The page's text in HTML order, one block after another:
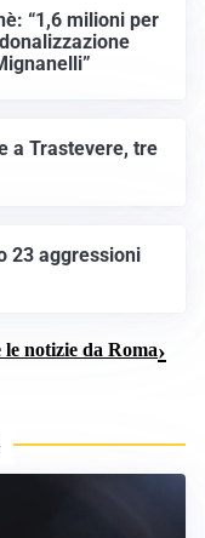
“1,6 milioni per
a Trastevere, tre
23 aggressioni
notizie da Roma